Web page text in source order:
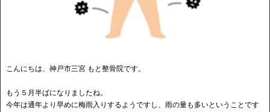
こんにちは、神戸市三宮 もと整骨院です。
もう５月半ばになりましたね。
今年は通年より早めに梅雨入りするようですし、雨の量も多いということです